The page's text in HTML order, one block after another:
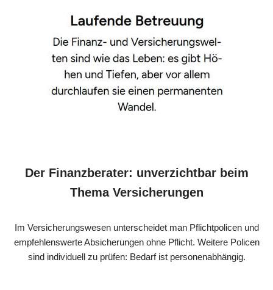
Der Finanzberater: unverzichtbar beim
Thema Versicherungen
Im Versicherungswesen unterscheidet man Pflichtpolicen und
empfehlenswerte Absicherungen ohne Pflicht. Weitere Policen
sind individuell zu prüfen: Bedarf ist personenabhängig.